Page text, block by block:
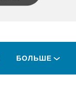
БОЛЬШЕ